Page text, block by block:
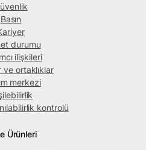
Basın
durumu
ilişkileri
ve ortaklıklar
merkezi
kontrolü
Ürünleri